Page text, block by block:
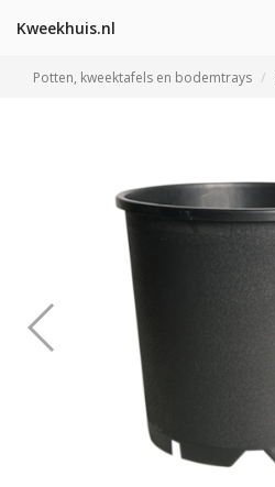
Kweekhuis.nl
Potten, kweektafels en bodemtrays